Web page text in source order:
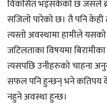
विकसित भइसकेको छ जसले
सजिलो पारेको छ। तै पनि
त्यस्तो अवस्थामा हामीले
जटिलताका विषयमा
त्यसपछि उनीहरुको चाहना
सफल पनि हुन्छन् भने कतिपय
नहुने अवस्था हुन्छ।